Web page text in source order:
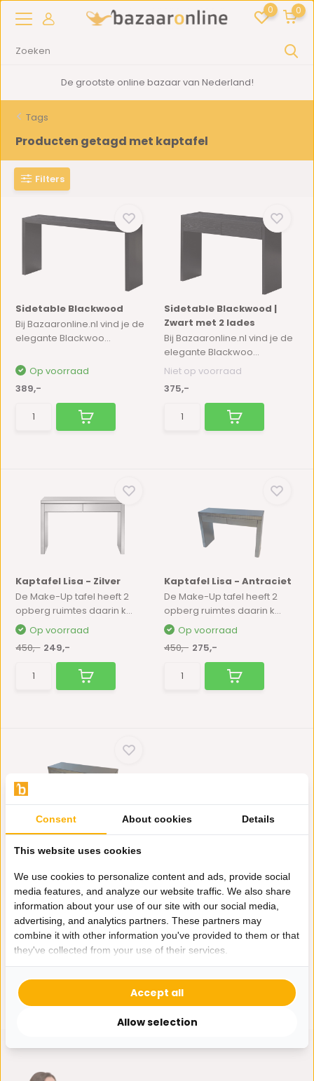
0 0
De grootste online bazaar van Nederland!
Tags
Producten getagd met kaptafel
Filters
Sidetable Blackwood
Bij Bazaaronline.nl vind je de
elegante Blackwoo...
Op voorraad
389,-
Sidetable Blackwood |
Zwart met 2 lades
Bij Bazaaronline.nl vind je de
elegante Blackwoo...
Niet op voorraad
375,-
Kaptafel Lisa - Zilver
De Make-Up tafel heeft 2
opberg ruimtes daarin k...
Op voorraad
450,- 249,-
Kaptafel Lisa - Antraciet
De Make-Up tafel heeft 2
opberg ruimtes daarin k...
Op voorraad
450,- 275,-
De Make-Up tafel heeft 2
opberg ruimtes daarin k...
Niet op voorraad
450,- 275,-
Consent About cookies Details
This website uses cookies
We use cookies to personalize content and ads, provide social
media features, and analyze our website traffic. We also share
information about your use of our site with our social media,
advertising, and analytics partners. These partners may
combine it with other information you've provided to them or that
they've collected from your use of their services.
Allow selection
Accept all